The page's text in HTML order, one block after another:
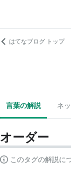
はてなブログ トップ
言葉の解説 ネ
オーダー
このタグの解説に